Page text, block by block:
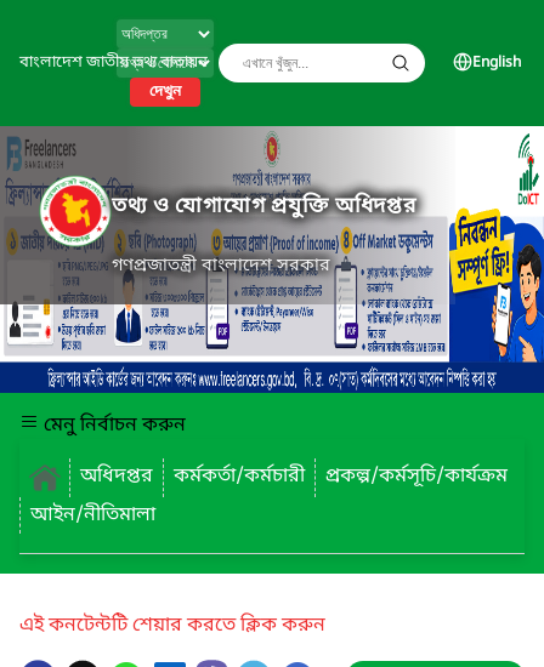
বাংলাদেশ জাতীয় তথ্য বাতায়ন
দেখুন
English
তথ্য ও যোগাযোগ প্রযুক্তি অধিদপ্তর
গণপ্রজাতন্ত্রী বাংলাদেশ সরকার
মেনু নির্বাচন করুন
অধিদপ্তর
কর্মকর্তা/কর্মচারী
প্রকল্প/কর্মসূচি/কার্যক্রম
আইন/নীতিমালা
এই কনটেন্টটি শেয়ার করতে ক্লিক করুন